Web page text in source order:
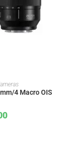
4 Macro OIS